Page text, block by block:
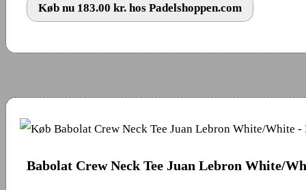
Køb nu 183.00 kr. hos Padelshoppen.com
Babolat Crew Neck Tee Juan Lebron White/